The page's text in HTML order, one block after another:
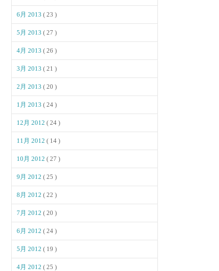
6月 2013( 23 )
5月 2013( 27 )
4月 2013( 26 )
3月 2013( 21 )
2月 2013( 20 )
1月 2013( 24 )
12月 2012( 24 )
11月 2012( 14 )
10月 2012( 27 )
9月 2012( 25 )
8月 2012( 22 )
7月 2012( 20 )
6月 2012( 24 )
5月 2012( 19 )
4月 2012( 25 )